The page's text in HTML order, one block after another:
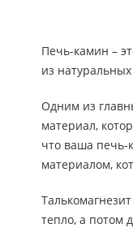
Печь-камин –
из
Одним из
материал,
что ваша печь-
материалом,
тепло, а потом